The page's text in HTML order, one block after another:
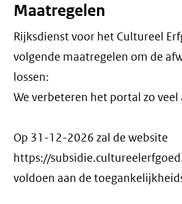
Maatregelen
Rijksdienst voor het Cultureel
volgende maatregelen om de
lossen:
We verbeteren het portal zo
Op 31-12-2026 zal de website
https://
voldoen aan de